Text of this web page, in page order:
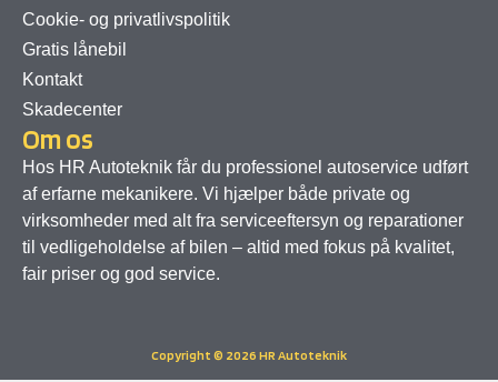
Cookie- og privatlivspolitik
Gratis lånebil
Kontakt
Skadecenter
Om os
Hos HR Autoteknik får du professionel autoservice udført
af erfarne mekanikere. Vi hjælper både private og
virksomheder med alt fra serviceeftersyn og reparationer
til vedligeholdelse af bilen – altid med fokus på kvalitet,
fair priser og god service.
Copyright © 2026 HR Autoteknik